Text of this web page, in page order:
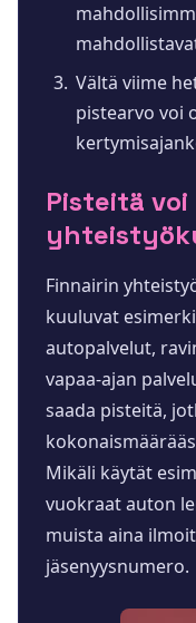
Vältä viime
pistearvo voi
Pisteitä
Finnairin
kuuluvat
autopalvelut,
vapaa-ajan
saada pisteitä,
Mikäli käytät
vuokraat auton
muista aina
jäsenyysnumero.